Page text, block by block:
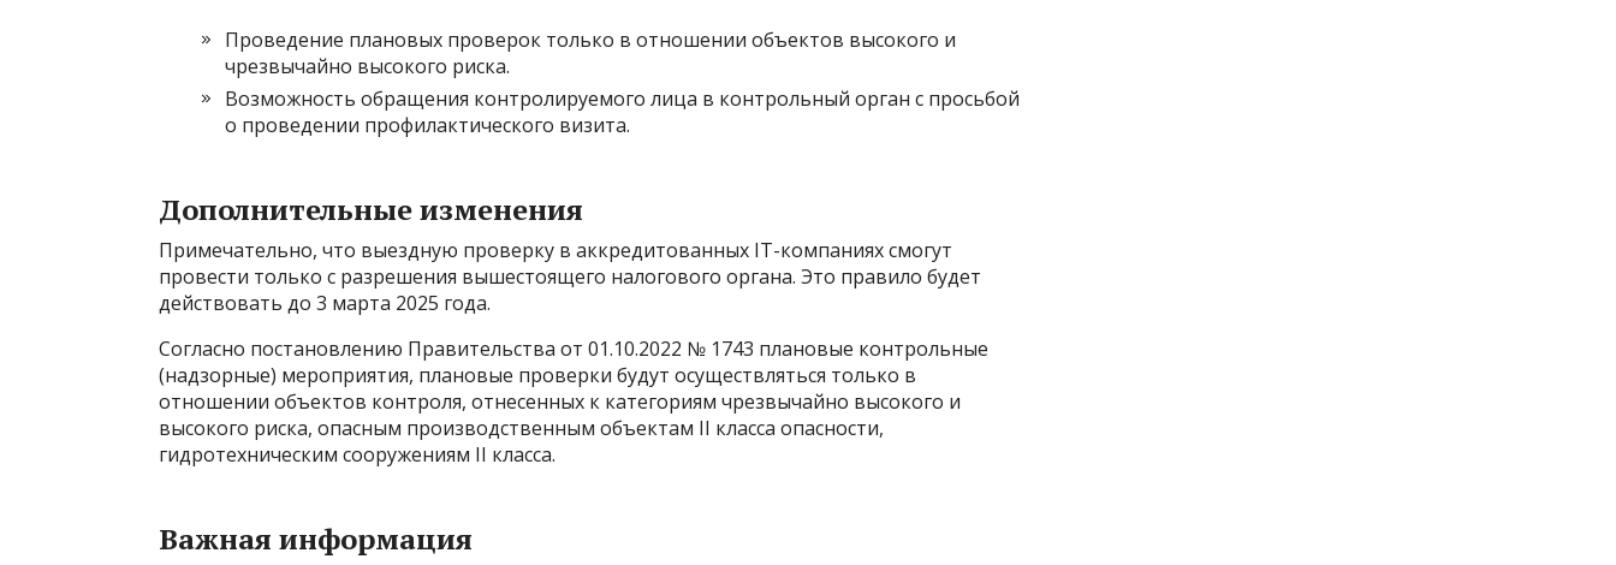
Проведение плановых проверок только в отношении объектов высокого и
чрезвычайно высокого риска.
Возможность обращения контролируемого лица в контрольный орган с просьбой
о проведении профилактического визита.
Дополнительные изменения
Примечательно, что выездную проверку в аккредитованных IT-компаниях смогут
провести только с разрешения вышестоящего налогового органа. Это правило будет
действовать до 3 марта 2025 года.
Согласно постановлению Правительства от 01.10.2022 № 1743 плановые контрольные
(надзорные) мероприятия, плановые проверки будут осуществляться только в
отношении объектов контроля, отнесенных к категориям чрезвычайно высокого и
высокого риска, опасным производственным объектам II класса опасности,
гидротехническим сооружениям II класса.
Важная информация